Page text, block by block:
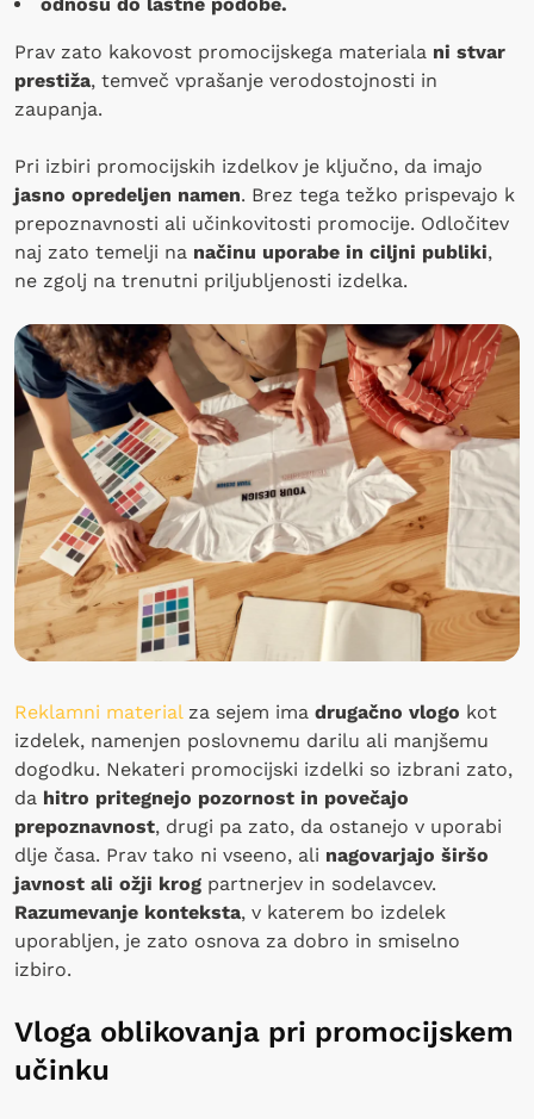
Prav zato kakovost promocijskega materiala ni stvar
prestiža, temveč vprašanje verodostojnosti in
zaupanja.
Pri izbiri promocijskih izdelkov je ključno, da imajo
jasno opredeljen namen. Brez tega težko prispevajo k
prepoznavnosti ali učinkovitosti promocije. Odločitev
naj zato temelji na načinu uporabe in ciljni publiki,
ne zgolj na trenutni priljubljenosti izdelka.
Reklamni materialza sejem ima drugačno vlogo kot
izdelek, namenjen poslovnemu darilu ali manjšemu
dogodku. Nekateri promocijski izdelki so izbrani zato,
da hitro pritegnejo pozornost in povečajo
prepoznavnost, drugi pa zato, da ostanejo v uporabi
dlje časa. Prav tako ni vseeno, ali nagovarjajo širšo
javnost ali ožji krog partnerjev in sodelavcev.
Razumevanje konteksta, v katerem bo izdelek
uporabljen, je zato osnova za dobro in smiselno
izbiro.
Vloga oblikovanja pri promocijskem
učinku